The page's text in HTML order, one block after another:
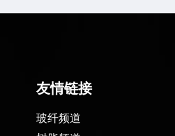
友情链接
玻纤频道